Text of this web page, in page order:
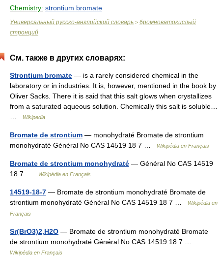
Chemistry: strontium bromate
Универсальный русско-английский словарь > бромноватокислый
стронций
См. также в других словарях:
Strontium bromate — is a rarely considered chemical in the
laboratory or in industries. It is, however, mentioned in the book by
Oliver Sacks. There it is said that this salt glows when crystallizes
from a saturated aqueous solution. Chemically this salt is soluble…
Wikipedia
Bromate de strontium — monohydraté Bromate de strontium
monohydraté Général No CAS 14519 18 7 …
Wikipédia en Français
Bromate de strontium monohydraté — Général No CAS 14519
18 7 …
Wikipédia en Français
14519-18-7 — Bromate de strontium monohydraté Bromate de
strontium monohydraté Général No CAS 14519 18 7 …
Wikipédia en
Français
Sr(BrO3)2,H2O — Bromate de strontium monohydraté Bromate
de strontium monohydraté Général No CAS 14519 18 7 …
Wikipédia en Français